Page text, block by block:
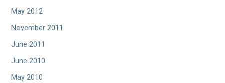
May 2012
November 2011
June 2011
June 2010
May 2010